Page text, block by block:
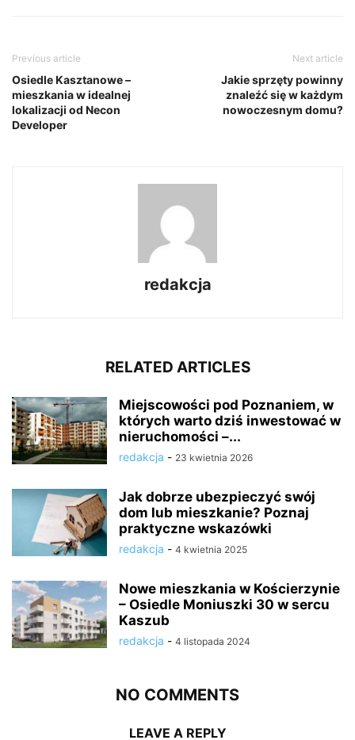
Previous article
Osiedle Kasztanowe –
mieszkania w idealnej
lokalizacji od Necon
Developer
Next article
Jakie sprzęty powinny
znaleźć się w każdym
nowoczesnym domu?
redakcja
RELATED ARTICLES
Miejscowości pod Poznaniem, w
których warto dziś inwestować w
nieruchomości –...
redakcja - 23 kwietnia 2026
Jak dobrze ubezpieczyć swój
dom lub mieszkanie? Poznaj
praktyczne wskazówki
redakcja - 4 kwietnia 2025
Nowe mieszkania w Kościerzynie
– Osiedle Moniuszki 30 w sercu
Kaszub
redakcja - 4 listopada 2024
NO COMMENTS
LEAVE A REPLY